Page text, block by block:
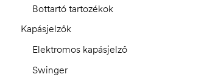
Bottartó tartozékok
Kapásjelzők
Elektromos kapásjelző
Swinger